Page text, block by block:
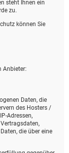
steht Ihnen ein
zu.
können Sie
Anbieter:
Daten, die
des Hosters /
Adressen,
die über eine